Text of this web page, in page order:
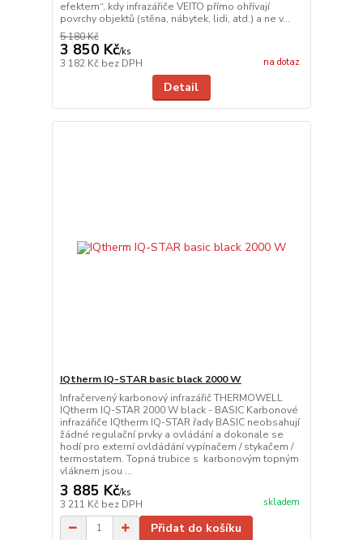
efektem“, kdy infrazářiče VEITO přímo ohřívají
povrchy objektů (stěna, nábytek, lidi, atd.) a ne v...
5 180 Kč
3 850 Kč/ks
3 182 Kč bez DPH na dotaz
Detail
IQtherm IQ-STAR basic black 2000 W
Infračervený karbonový infrazářič THERMOWELL
IQtherm IQ-STAR 2000 W black - BASIC Karbonové
infrazářiče IQtherm IQ-STAR řady BASIC neobsahují
žádné regulační prvky a ovládání a dokonale se
hodí pro externí ovldádání vypínačem / stykačem /
termostatem. Topná trubice s karbonovým topným
vláknem jsou ...
3 885 Kč/ks
3 211 Kč bez DPH skladem
Přidat do košíku